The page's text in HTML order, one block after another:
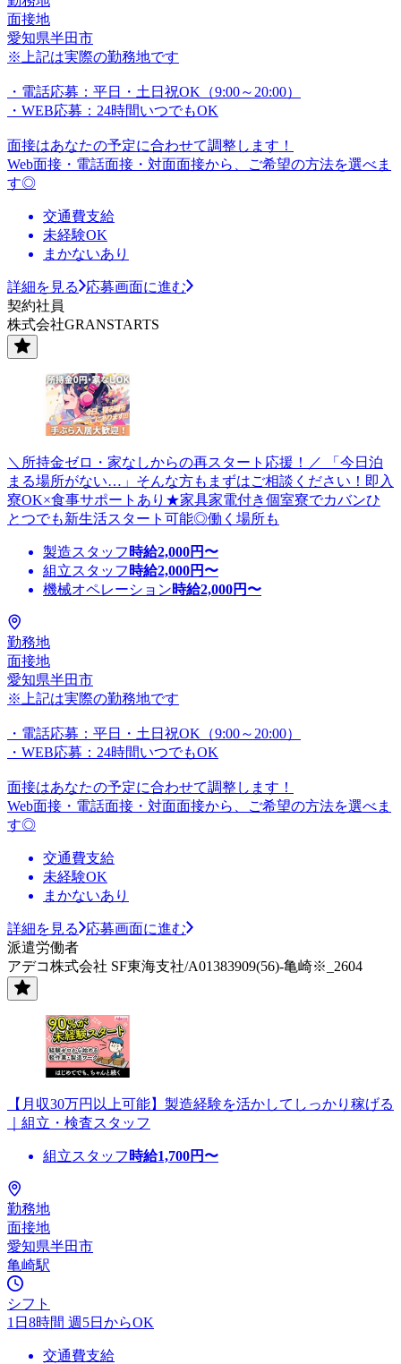
面接地
愛知県半田市
※上記は実際の勤務地です
・電話応募：平日・土日祝OK（9:00～20:00）
・WEB応募：24時間いつでもOK
面接はあなたの予定に合わせて調整します！
Web面接・電話面接・対面面接から、ご希望の方法を選べま
す◎
交通費支給
未経験OK
まかないあり
詳細を見る
応募画面に進む
契約社員
株式会社GRANSTARTS
＼所持金ゼロ・家なしからの再スタート応援！／ 「今日泊
まる場所がない…」そんな方もまずはご相談ください！即入
寮OK×食事サポートあり★家具家電付き個室寮でカバンひ
とつでも新生活スタート可能◎働く場所も
製造スタッフ 時給2,000円〜
組立スタッフ 時給2,000円〜
機械オペレーション時給2,000円〜
勤務地
面接地
愛知県半田市
※上記は実際の勤務地です
・電話応募：平日・土日祝OK（9:00～20:00）
・WEB応募：24時間いつでもOK
面接はあなたの予定に合わせて調整します！
Web面接・電話面接・対面面接から、ご希望の方法を選べま
す◎
交通費支給
未経験OK
まかないあり
詳細を見る
応募画面に進む
派遣労働者
アデコ株式会社 SF東海支社/A01383909(56)-亀崎※_2604
【月収30万円以上可能】製造経験を活かしてしっかり稼げる
｜組立・検査スタッフ
組立スタッフ 時給1,700円〜
勤務地
面接地
愛知県半田市
亀崎駅
シフト
1日8時間 週5日からOK
交通費支給